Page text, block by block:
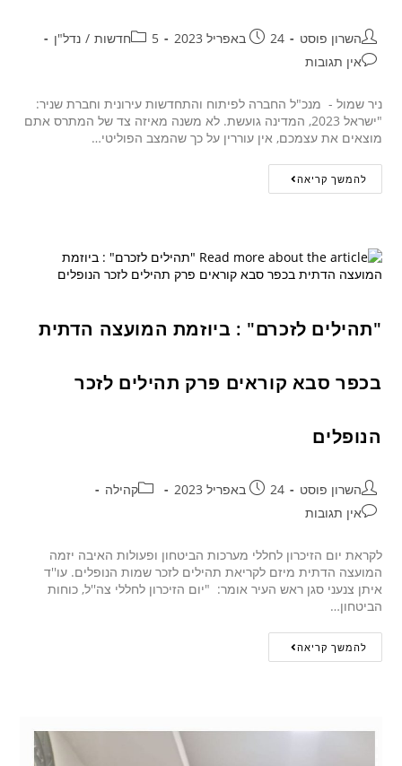
השרון פוסט 24 באפריל 2023 5חדשות / נדל"ן
אין תגובות
ניר שמול - מנכ"ל החברה לפיתוח והתחדשות עירונית וחברת שניר:
"ישראל 2023, המדינה גועשת. לא משנה מאיזה צד של המתרס אתם
מוצאים את עצמכם, אין עוררין על כך שהמצב הפוליטי…
להמשך קריאה
"תהילים לזכרם" : ביוזמת המועצה הדתית
בכפר סבא קוראים פרק תהילים לזכר
הנופלים
השרון פוסט 24 באפריל 2023
קהילה
אין תגובות
לקראת יום הזיכרון לחללי מערכות הביטחון ופעולות האיבה יזמה
המועצה הדתית מיזם לקריאת תהילים לזכר שמות הנופלים. עו''ד
איתן צנעני סגן ראש העיר אומר: "יום הזיכרון לחללי צה''ל, כוחות
הביטחון…
להמשך קריאה